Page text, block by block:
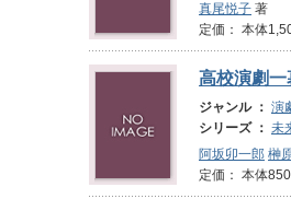
真尾悦子 著
定価： 本体
高校演劇
ジャンル ： 演
シリーズ ： 未
阿坂卯一郎 榊
定価： 本体